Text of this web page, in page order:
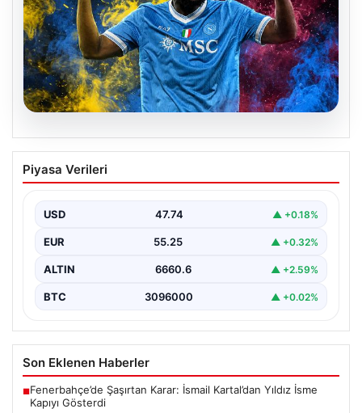
07.08.2026
Fenerbahçe istemişti, Trabzonspor
Lukaku’yu da alıyor!
Piyasa Verileri
USD 47.74 ▲ +0.18%
EUR 55.25 ▲ +0.32%
ALTIN 6660.6 ▲ +2.59%
BTC 3096000 ▲ +0.02%
Son Eklenen Haberler
■Fenerbahçe’de Şaşırtan Karar: İsmail Kartal’dan Yıldız İsme
Kapıyı Gösterdi